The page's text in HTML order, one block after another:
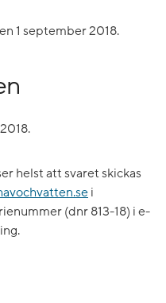
1 september 2018.
helst att svaret skickas
i
(dnr 813-18) i e-